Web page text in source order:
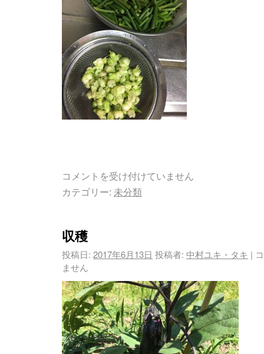
コメントを受け付けていません
カテゴリー: 未分類
収穫
投稿日: 2017年6月13日 投稿者: 中村ユキ・タキ |
ません